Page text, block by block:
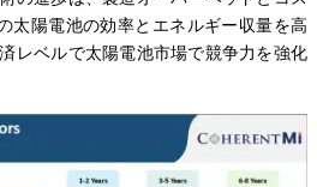
太陽電池の効率とエネルギー収量を高
レベルで太陽電池市場で競争力を強化